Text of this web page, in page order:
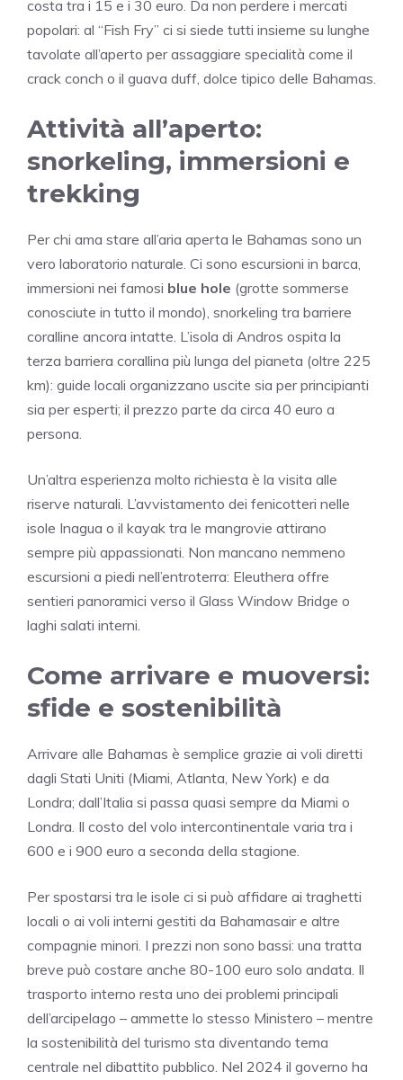
costa tra i 15 e i 30 euro. Da non perdere i mercati
popolari: al “Fish Fry” ci si siede tutti insieme su lunghe
tavolate all’aperto per assaggiare specialità come il
crack conch o il guava duff, dolce tipico delle Bahamas.
Attività all’aperto:
snorkeling, immersioni e
trekking
Per chi ama stare all’aria aperta le Bahamas sono un
vero laboratorio naturale. Ci sono escursioni in barca,
immersioni nei famosi blue hole (grotte sommerse
conosciute in tutto il mondo), snorkeling tra barriere
coralline ancora intatte. L’isola di Andros ospita la
terza barriera corallina più lunga del pianeta (oltre 225
km): guide locali organizzano uscite sia per principianti
sia per esperti; il prezzo parte da circa 40 euro a
persona.
Un’altra esperienza molto richiesta è la visita alle
riserve naturali. L’avvistamento dei fenicotteri nelle
isole Inagua o il kayak tra le mangrovie attirano
sempre più appassionati. Non mancano nemmeno
escursioni a piedi nell’entroterra: Eleuthera offre
sentieri panoramici verso il Glass Window Bridge o
laghi salati interni.
Come arrivare e muoversi:
sfide e sostenibilità
Arrivare alle Bahamas è semplice grazie ai voli diretti
dagli Stati Uniti (Miami, Atlanta, New York) e da
Londra; dall’Italia si passa quasi sempre da Miami o
Londra. Il costo del volo intercontinentale varia tra i
600 e i 900 euro a seconda della stagione.
Per spostarsi tra le isole ci si può affidare ai traghetti
locali o ai voli interni gestiti da Bahamasair e altre
compagnie minori. I prezzi non sono bassi: una tratta
breve può costare anche 80-100 euro solo andata. Il
trasporto interno resta uno dei problemi principali
dell’arcipelago – ammette lo stesso Ministero – mentre
la sostenibilità del turismo sta diventando tema
centrale nel dibattito pubblico. Nel 2024 il governo ha